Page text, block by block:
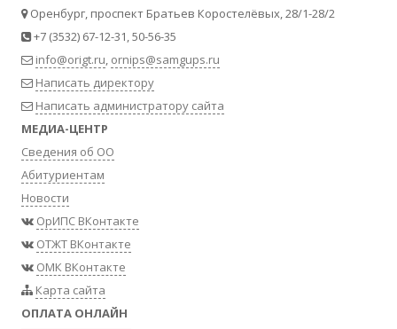
Оренбург, проспект Братьев Коростелёвых, 28/1-28/2
+7 (3532) 67-12-31, 50-56-35
info@origt.ru, ornips@samgups.ru
Написать директору
Написать администратору сайта
МЕДИА-ЦЕНТР
Сведения об ОО
Абитуриентам
Новости
ОрИПС ВКонтакте
ОТЖТ ВКонтакте
ОМК ВКонтакте
Карта сайта
ОПЛАТА ОНЛАЙН